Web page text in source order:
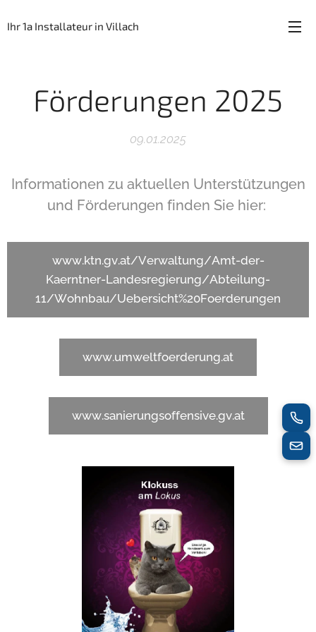
Ihr 1a Installateur in Villach
Förderungen 2025
09.01.2025
Informationen zu aktuellen Unterstützungen
und Förderungen finden Sie hier:
www.ktn.gv.at/Verwaltung/Amt-der-
Kaerntner-Landesregierung/Abteilung-
11/Wohnbau/Uebersicht%20Foerderungen
www.umweltfoerderung.at
www.sanierungsoffensive.gv.at